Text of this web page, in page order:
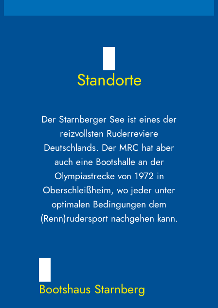
Standorte
Der Starnberger See ist eines der
reizvollsten Ruderreviere
Deutschlands. Der MRC hat aber
auch eine Bootshalle an der
Olympiastrecke von 1972 in
Oberschleißheim, wo jeder unter
optimalen Bedingungen dem
(Renn)rudersport nachgehen kann.
Bootshaus Starnberg